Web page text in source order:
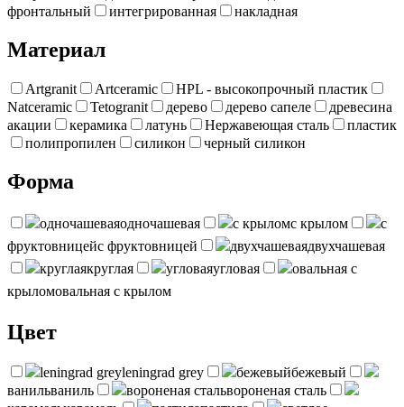
фронтальный
интегрированная накладная
Материал
Artgranit Artceramic
HPL - высокопрочный пластик
Natceramic
Tetogranit дерево дерево сапеле
древесина
акации
керамика латунь Нержавеющая сталь
пластик
полипропилен
силикон черный силикон
Форма
одночашеваяодночашевая с крыломс крылом
с
фруктовницейс фруктовницей двухчашеваядвухчашевая
круглаякруглая угловаяугловая
овальная с
крыломовальная с крылом
Цвет
leningrad greyleningrad grey бежевыйбежевый
ванильваниль вороненая стальвороненая сталь